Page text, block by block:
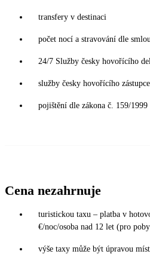
transfery v destinaci
počet nocí a stravování dle
24/7 Služby česky hovořícího
služby česky hovořícího
pojištění dle zákona č. 159/1999
Cena nezahrnuje
turistickou taxu – platba v
€/noc/osoba nad 12 let (pro
výše taxy může být úpravou